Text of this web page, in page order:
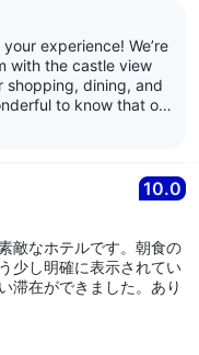
with the castle view
shopping, dining, and
we aim
10.0
敵なホテルです。朝食の
少し明確に表示されてい
滞在ができました。あり